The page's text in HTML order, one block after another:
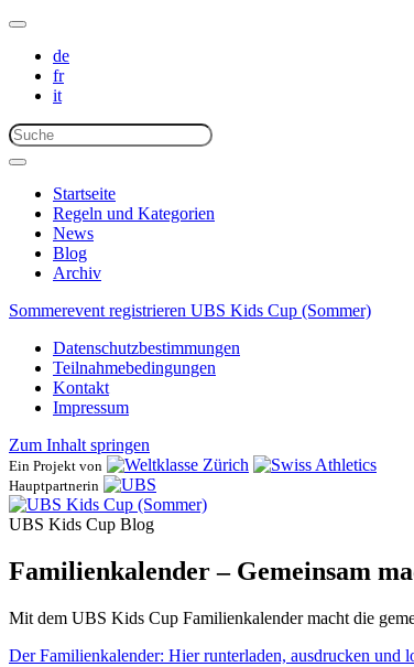
de
fr
it
Startseite
Regeln und Kategorien
News
Blog
Archiv
Sommerevent registrieren UBS Kids Cup (Sommer)
Datenschutzbestimmungen
Teilnahmebedingungen
Kontakt
Impressum
Zum Inhalt springen
Ein Projekt von
Hauptpartnerin
UBS Kids Cup Blog
Familienkalender – Gemeinsam
Mit dem UBS Kids Cup Familienkalender macht die
Der Familienkalender: Hier runterladen, ausdrucken und